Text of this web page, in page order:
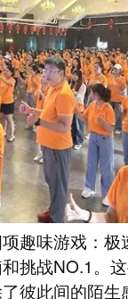
趣味游戏：极
挑战NO.1。
彼此间的陌生